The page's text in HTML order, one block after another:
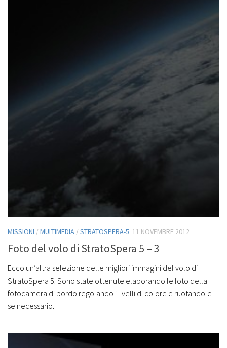
MISSIONI /MULTIMEDIA /STRATOSPERA-5 11 NOVEMBRE 2012
Foto del volo di StratoSpera 5 – 3
Ecco un’altra selezione delle migliori immagini del volo di
StratoSpera 5. Sono state ottenute elaborando le foto della
fotocamera di bordo regolando i livelli di colore e ruotandole
se necessario.